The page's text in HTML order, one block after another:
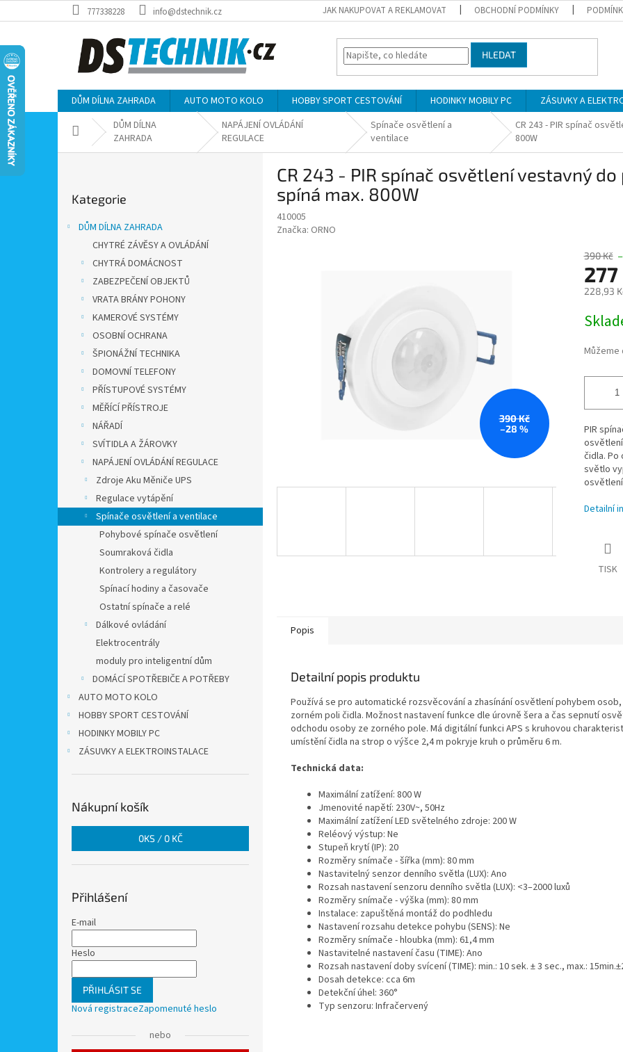
na
777338228 info@dstechnik.cz JAK NAKUPOVAT A REKLAMOVAT OBCHODNÍ PODMÍNKY
HLEDAT
DŮM DÍLNA ZAHRADA AUTO MOTO KOLO HOBBY SPORT CESTOVÁNÍ HODINKY MOBILY PC ZÁSUVKY A
Domů DŮM DÍLNA
ZAHRADA
NAPÁJENÍ OVLÁDÁNÍ
REGULACE
Spínače osvětlení a
ventilace
CR 243 - PIR spínač
800W
kategorie
Kategorie
DŮM DÍLNA ZAHRADA
CHYTRÉ ZÁVĚSY A OVLÁDÁNÍ
CHYTRÁ DOMÁCNOST
ZABEZPEČENÍ OBJEKTŮ
VRATA BRÁNY POHONY
KAMEROVÉ SYSTÉMY
OSOBNÍ OCHRANA
ŠPIONÁŽNÍ TECHNIKA
DOMOVNÍ TELEFONY
PŘÍSTUPOVÉ SYSTÉMY
MĚŘÍCÍ PŘÍSTROJE
NÁŘADÍ
SVÍTIDLA A ŽÁROVKY
NAPÁJENÍ OVLÁDÁNÍ REGULACE
Zdroje Aku Měniče UPS
Regulace vytápění
Spínače osvětlení a ventilace
Pohybové spínače osvětlení
Soumraková čidla
Kontrolery a regulátory
Spínací hodiny a časovače
Ostatní spínače a relé
Dálkové ovládání
Elektrocentrály
moduly pro inteligentní dům
DOMÁCÍ SPOTŘEBIČE A POTŘEBY
AUTO MOTO KOLO
HOBBY SPORT CESTOVÁNÍ
HODINKY MOBILY PC
ZÁSUVKY A ELEKTROINSTALACE
Nákupní košík
0KS / 0 KČ
Přihlášení
E-mail
Heslo
PŘIHLÁSIT SE
Nová registraceZapomenuté heslo
nebo
CR 243 - PIR spínač osvětlení vestavný
spíná max. 800W
410005
Značka: ORNO
390 Kč
–28 %
390 Kč
277
228,93
cena:
Můžeme
PIR
čidla. Po
světlo
Detailní
TISK
Popis
Detailní popis produktu
Používá se pro automatické rozsvěcování a zhasínání osvětlení pohybem
zorném poli čidla. Možnost nastavení funkce dle úrovně šera a čas sepnutí
odchodu osoby ze zorného pole. Má digitální funkci APS s kruhovou
umístění čidla na strop o výšce 2,4 m pokryje kruh o průměru 6 m.
Technická data:
Maximální zatížení: 800 W
Jmenovité napětí: 230V~, 50Hz
Maximální zatížení LED světelného zdroje: 200 W
Reléový výstup: Ne
Stupeň krytí (IP): 20
Rozměry snímače - šířka (mm): 80 mm
Nastavitelný senzor denního světla (LUX): Ano
Rozsah nastavení senzoru denního světla (LUX): <3–2000 luxů
Rozměry snímače - výška (mm): 80 mm
Instalace: zapuštěná montáž do podhledu
Nastavení rozsahu detekce pohybu (SENS): Ne
Rozměry snímače - hloubka (mm): 61,4 mm
Nastavitelné nastavení času (TIME): Ano
Rozsah nastavení doby svícení (TIME): min.: 10 sek. ± 3 sec., max.:
Dosah detekce: cca 6m
Detekční úhel: 360°
Typ senzoru: Infračervený